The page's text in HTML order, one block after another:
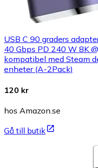
USB C 90 graders
40 Gbps PD 240 W 8K
kompatibel med Steam
enheter (A-2Pack)
120 kr
hos Amazon.se
Gå till butik